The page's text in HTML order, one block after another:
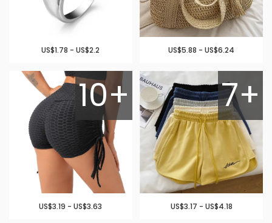
US$1.78 - US$2.2 US$5.88 - US$6.24
10+
US$3.19 - US$3.63
7+
US$3.17 - US$4.18